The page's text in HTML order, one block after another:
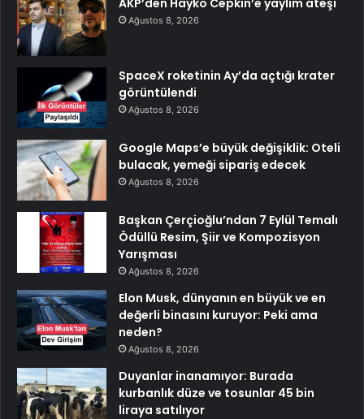
Ağustos 8, 2026
SpaceX roketinin Ay’da açtığı krater
görüntülendi
Ağustos 8, 2026
Google Maps’e büyük değişiklik: Oteli
bulacak, yemeği sipariş edecek
Ağustos 8, 2026
Başkan Çerçioğlu’ndan 7 Eylül Temalı
Ödüllü Resim, Şiir ve Kompozisyon
Yarışması
Ağustos 8, 2026
Elon Musk, dünyanın en büyük ve en
değerli binasını kuruyor: Peki ama
neden?
Ağustos 8, 2026
Duyanlar inanamıyor: Burada
kurbanlık düze ve tosunlar 45 bin
liraya satılıyor